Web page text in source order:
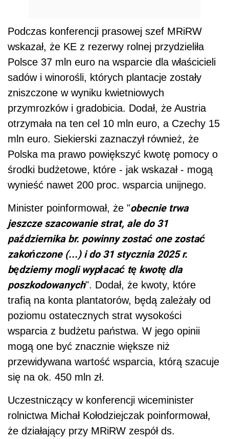
Podczas konferencji prasowej szef MRiRW
wskazał, że KE z rezerwy rolnej przydzieliła
Polsce 37 mln euro na wsparcie dla właścicieli
sadów i winorośli, których plantacje zostały
zniszczone w wyniku kwietniowych
przymrozków i gradobicia. Dodał, że Austria
otrzymała na ten cel 10 mln euro, a Czechy 15
mln euro. Siekierski zaznaczył również, że
Polska ma prawo powiększyć kwotę pomocy o
środki budżetowe, które - jak wskazał - mogą
wynieść nawet 200 proc. wsparcia unijnego.
Minister poinformował, że "obecnie trwa
jeszcze szacowanie strat, ale do 31
października br. powinny zostać one zostać
zakończone (...) i do 31 stycznia 2025 r.
będziemy mogli wypłacać tę kwotę dla
poszkodowanych". Dodał, że kwoty, które
trafią na konta plantatorów, będą zależały od
poziomu ostatecznych strat wysokości
wsparcia z budżetu państwa. W jego opinii
mogą one być znacznie większe niż
przewidywana wartość wsparcia, którą szacuje
się na ok. 450 mln zł.
Uczestniczący w konferencji wiceminister
rolnictwa Michał Kołodziejczak poinformował,
że działający przy MRiRW zespół ds.